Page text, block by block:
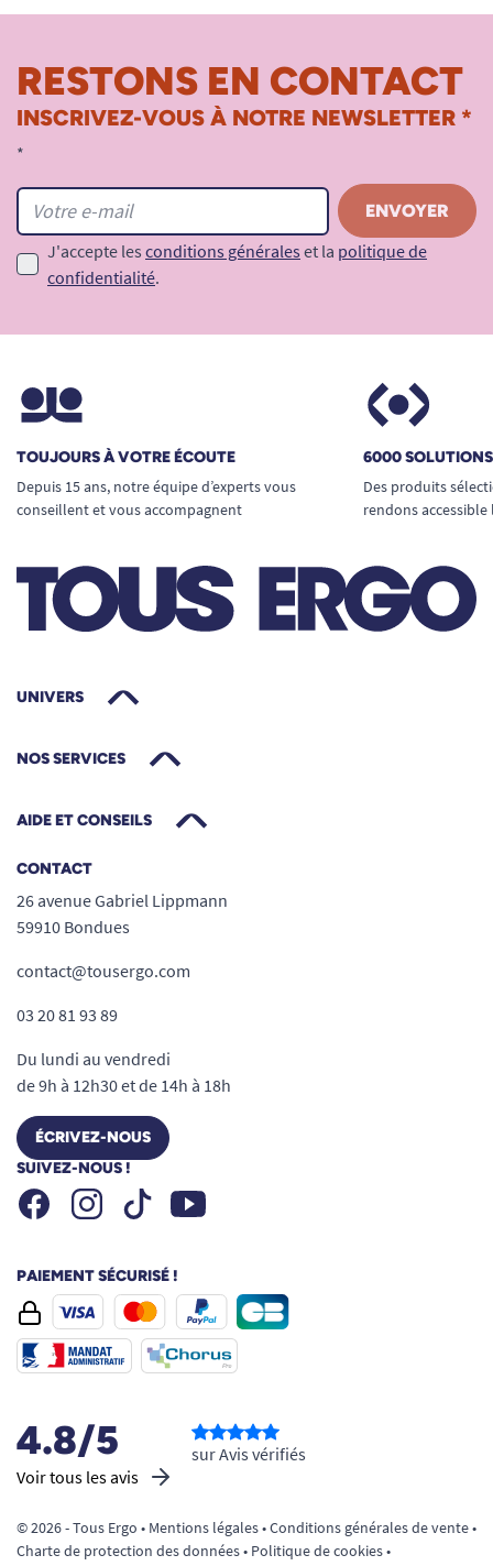
RESTONS EN CONTACT
INSCRIVEZ-VOUS À NOTRE NEWSLETTER *
*
J'accepte les conditions générales et la politique de
confidentialité.
TOUJOURS À VOTRE ÉCOUTE
Depuis 15 ans, notre équipe d’experts vous
conseillent et vous accompagnent
6000
Des produits
rendons
UNIVERS
NOS SERVICES
AIDE ET CONSEILS
CONTACT
26 avenue Gabriel Lippmann
59910 Bondues
contact@tousergo.com
03 20 81 93 89
Du lundi au vendredi
de 9h à 12h30 et de 14h à 18h
ÉCRIVEZ-NOUS
SUIVEZ-NOUS !
FacebookInstagramTiktok Youtube
PAIEMENT SÉCURISÉ !
4.8/5
Voir tous les avis
sur Avis vérifiés
© 2026 - Tous Ergo • Mentions légales•Conditions générales de vente•
Charte de protection des données• Politique de cookies•